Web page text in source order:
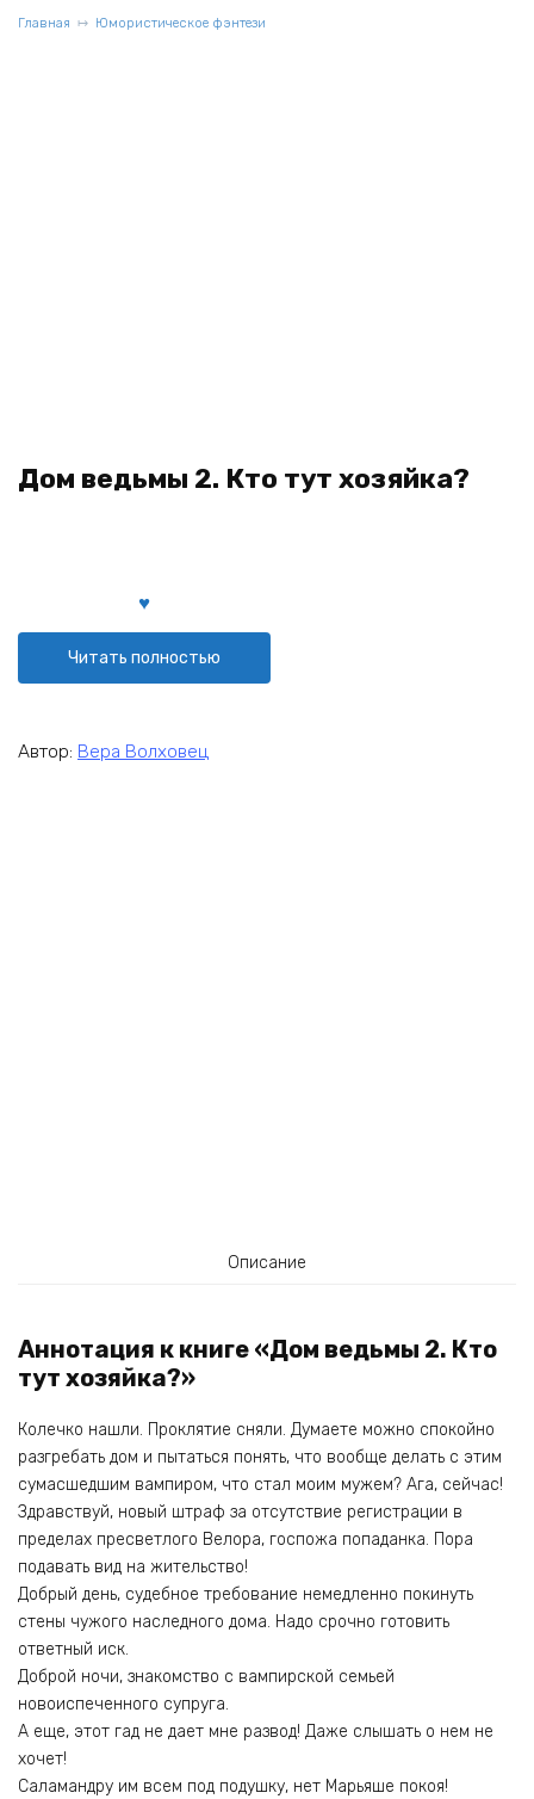
Главная Юмористическое фэнтези
Дом ведьмы 2. Кто тут хозяйка?
Читать полностью
Автор: Вера Волховец
Описание
Аннотация к книге «Дом ведьмы 2. Кто
тут хозяйка?»
Колечко нашли. Проклятие сняли. Думаете можно спокойно
разгребать дом и пытаться понять, что вообще делать с этим
сумасшедшим вампиром, что стал моим мужем? Ага, сейчас!
Здравствуй, новый штраф за отсутствие регистрации в
пределах пресветлого Велора, госпожа попаданка. Пора
подавать вид на жительство!
Добрый день, судебное требование немедленно покинуть
стены чужого наследного дома. Надо срочно готовить
ответный иск.
Доброй ночи, знакомство с вампирской семьей
новоиспеченного супруга.
А еще, этот гад не дает мне развод! Даже слышать о нем не
хочет!
Саламандру им всем под подушку, нет Марьяше покоя!